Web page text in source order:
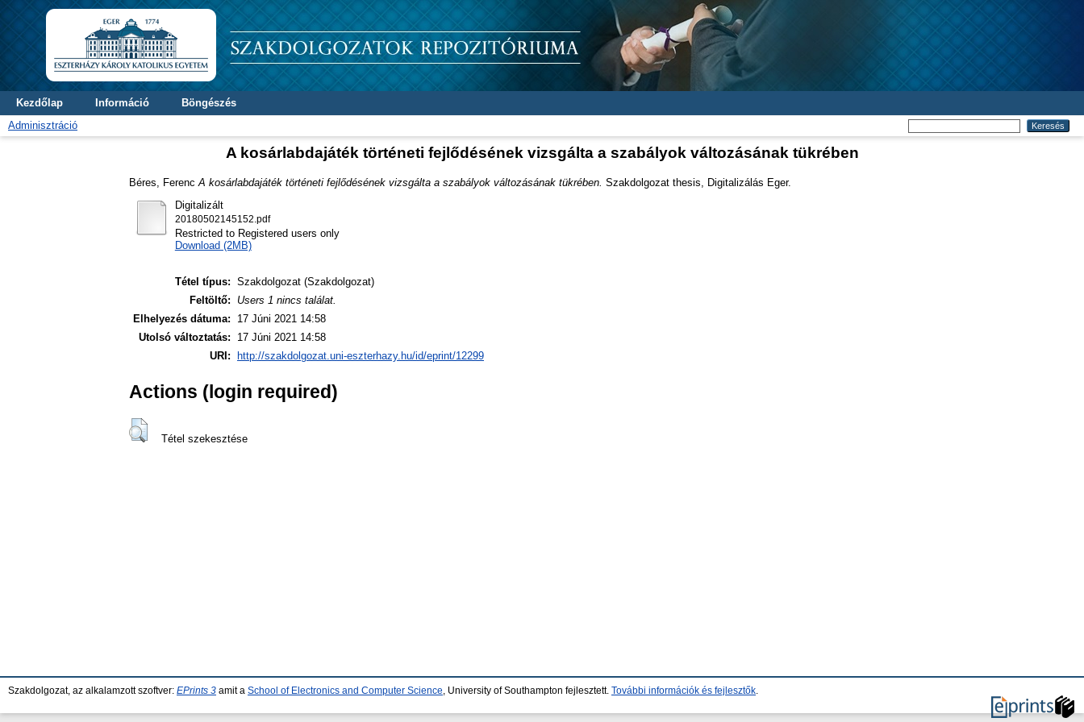
Kezdőlap Információ
Böngészés
Adminisztráció
A kosárlabdajáték történeti fejlődésének vizsgálta a szabályok változásának tükrében
Béres, Ferenc A kosárlabdajáték történeti fejlődésének vizsgálta a szabályok változásának tükrében. Szakdolgozat thesis, Digitalizálás Eger.
Digitalizált
20180502145152.pdf
Restricted to Registered users only
Download (2MB)
Tétel típus: Szakdolgozat (Szakdolgozat)
Feltöltő:
Users 1 nincs találat.
Elhelyezés dátuma:
17 Júni 2021 14:58
Utolsó változtatás:
17 Júni 2021 14:58
URI:
http://szakdolgozat.uni-eszterhazy.hu/id/eprint/12299
Actions (login required)
Tétel szekesztése
Szakdolgozat, az alkalamzott szoftver: EPrints 3 amit a School of Electronics and Computer Science , University of Southampton fejlesztett. További információk és fejlesztők